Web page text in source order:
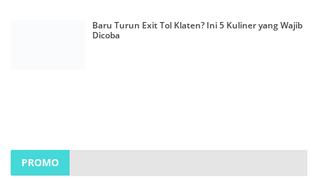
Baru Turun Exit Tol Klaten? Ini 5 Kuliner yang Wajib
Dicoba
PROMO